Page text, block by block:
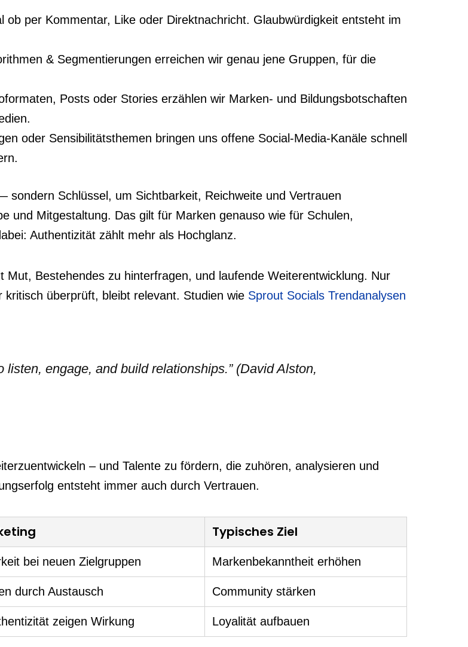
ob per Kommentar, Like oder Direktnachricht. Glaubwürdigkeit entsteht im
& Segmentierungen erreichen wir genau jene Gruppen, für die
Posts oder Stories erzählen wir Marken- und Bildungsbotschaften
oder Sensibilitätsthemen bringen uns offene Social-Media-Kanäle schnell
sondern Schlüssel, um Sichtbarkeit, Reichweite und Vertrauen
und Mitgestaltung. Das gilt für Marken genauso wie für Schulen,
Authentizität zählt mehr als Hochglanz.
Bestehendes zu hinterfragen, und laufende Weiterentwicklung. Nur
überprüft, bleibt relevant. Studien wie Sprout Socials Trendanalysen
engage, and build relationships.” (David Alston,
– und Talente zu fördern, die zuhören, analysieren und
entsteht immer auch durch Vertrauen.
Typisches Ziel
bei neuen Zielgruppen Markenbekanntheit erhöhen
durch Austausch Community stärken
zeigen Wirkung Loyalität aufbauen